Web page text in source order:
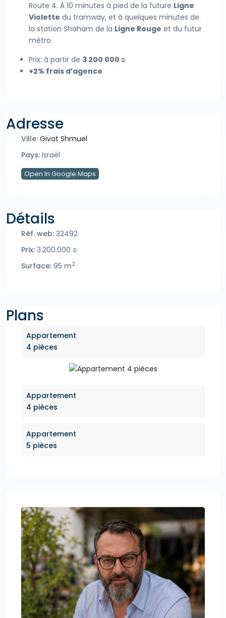
Route 4. À 10 minutes à pied de la future Ligne
Violette du tramway, et à quelques minutes de
la station Shaham de la Ligne Rouge et du futur
métro.
Prix: à partir de 3 200 000 ₪
+2% frais d’agence
Adresse
Ville: Givat Shmuel
Pays: Israël
Open In Google Maps
Détails
Réf. web: 32492
Prix: 3.200.000 ₪
Surface: 95 m2
Plans
Appartement
4 pièces
Appartement
4 pièces
Appartement
5 pièces